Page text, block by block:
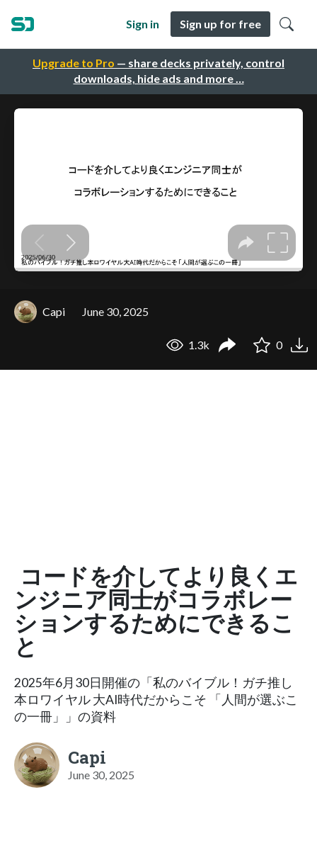
Upgrade to Pro — share decks privately, control
downloads, hide ads and more …
Sign in Sign up for free
Capi June 30, 2025
1.3k 0
コードを介してより良くエ
ンジニア同士がコラボレー
ションするためにできるこ
と
2025年6月30日開催の「私のバイブル！ガチ推し
本ロワイヤル 大AI時代だからこそ 「人間が選ぶこ
の一冊」」の資料
Capi
June 30, 2025